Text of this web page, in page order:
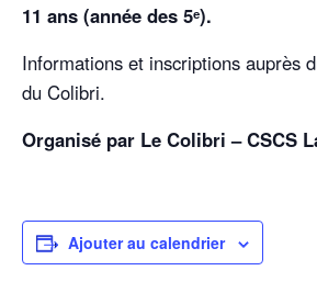
11 ans (année des 5ᵉ).
Informations et inscriptions auprès
du Colibri.
Organisé par Le Colibri – CSCS
Ajouter au calendrier